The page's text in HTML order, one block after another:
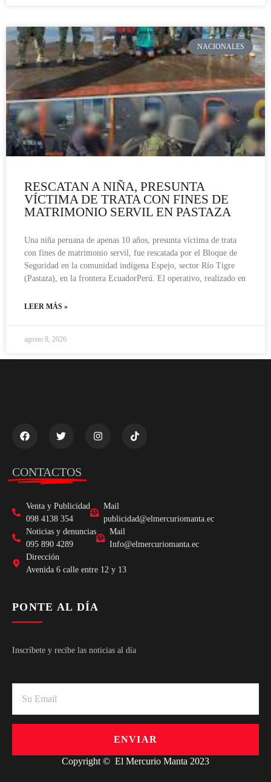
NACIONALES
RESCATAN A NIÑA, PRESUNTA
VÍCTIMA DE TRATA CON FINES DE
MATRIMONIO SERVIL EN PASTAZA
Una niña peruana de apenas 10 años, presunta víctima de trata
con fines de matrimonio servil, fue rescatada por el Bloque de
Seguridad en la comunidad indígena Espejo, sector Río Tigre
(Pastaza), en la frontera EcuadorPerú. El operativo, realizado en
LEER MÁS »
agosto 8, 2026
CONTACTOS
Venta y Publicidad
098 4138 354
Mail
publicidad@elmercuriomanta.ec
Noticias y denuncias
095 890 4289
Mail
Info@elmercuriomanta.ec
Dirección
Avenida 6 calle entre 12 y 13
PONTE AL DÍA
Inscríbete y recibe las noticias al día
ENVIAR
Copyright © El Mercurio Manta 2023